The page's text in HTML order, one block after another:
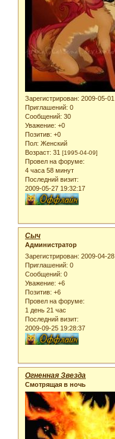
Зарегистрирован: 2009-05-01
Приглашений: 0
Сообщений: 30
Уважение: +0
Позитив: +0
Пол: Женский
Возраст: 31 [1995-04-09]
Провел на форуме:
4 часа 58 минут
Последний визит:
2009-05-27 19:32:17
Сыч
Администратор
Зарегистрирован: 2009-04-28
Приглашений: 0
Сообщений: 0
Уважение: +6
Позитив: +6
Провел на форуме:
1 день 21 час
Последний визит:
2009-09-25 19:28:37
Огненная Звезда
Смотрящая в ночь